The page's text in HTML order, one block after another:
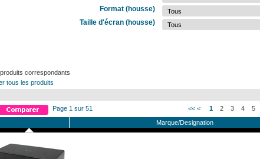
Format (housse)
Taille d'écran (housse)
produits correspondants
tous les produits
Page 1 sur 51 << < 1 2 3 4 5
Marque/Designation